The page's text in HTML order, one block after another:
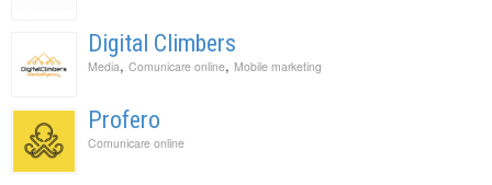
Digital Climbers
Media, Comunicare online, Mobile marketing
Profero
Comunicare online